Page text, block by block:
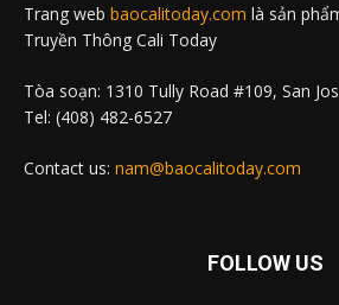
Trang web baocalitoday.com là sản
Truyền Thông Cali Today
Tòa soạn: 1310 Tully Road #109, San
Tel: (408) 482-6527
Contact us: nam@baocalitoday.com
FOLLOW US